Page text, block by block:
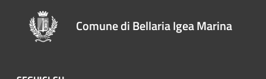
Comune di Bellaria Igea Marina